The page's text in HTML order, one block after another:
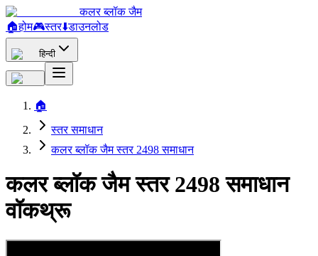
कलर ब्लॉक जैम
🏠होम🎮स्तर⬇️डाउनलोड
हिन्दी
🏠
स्तर समाधान
कलर ब्लॉक जैम स्तर 2498 समाधान
कलर ब्लॉक जैम स्तर 2498 समाधान
वॉकथ्रू